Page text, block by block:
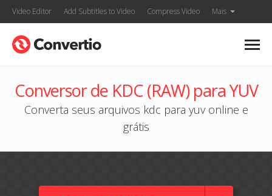
Video Editor Add Subtitles to Video Compress Video Mais
Conversor de KDC (RAW) para YUV
Converta seus arquivos kdc para yuv online e
grátis